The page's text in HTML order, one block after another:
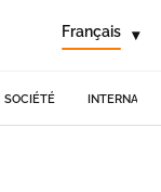
Français ▾
SOCIÉTÉ